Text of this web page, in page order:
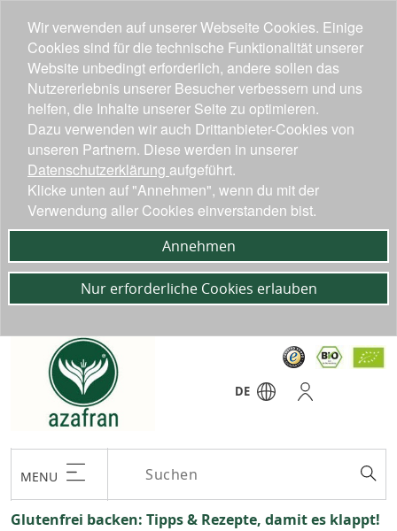
DE
MENU
Glutenfrei backen: Tipps & Rezepte, damit es klappt!
Wir verwenden auf unserer Webseite Cookies. Einige
Cookies sind für die technische Funktionalität unserer
Website unbedingt erforderlich, andere sollen das
Nutzererlebnis unserer Besucher verbessern und uns
helfen, die Inhalte unserer Seite zu optimieren.
Dazu verwenden wir auch Drittanbieter-Cookies von
unseren Partnern. Diese werden in unserer
Datenschutzerklärung aufgeführt.
Klicke unten auf "Annehmen", wenn du mit der
Verwendung aller Cookies einverstanden bist.
Annehmen
Nur erforderliche Cookies erlauben